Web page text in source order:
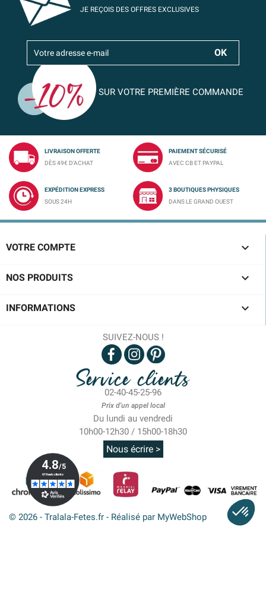
JE REÇOIS DES OFFRES EXCLUSIVES
SUR VOTRE PREMIÈRE COMMANDE
LIVRAISON OFFERTE
DÈS 49€ D'ACHAT
PAIEMENT SÉCURISÉ
AVEC CB ET PAYPAL
EXPÉDITION EXPRESS
SOUS 24H
3 BOUTIQUES PHYSIQUES
DANS LE GRAND OUEST
VOTRE COMPTE 
NOS PRODUITS 
INFORMATIONS 
SUIVEZ-NOUS !
Service clients
02-40-45-25-96
Prix d'un appel local
Du lundi au vendredi
10h00-12h30 / 15h00-18h30
Nous écrire >
© 2026 - Tralala-Fetes.fr - Réalisé par MyWebShop